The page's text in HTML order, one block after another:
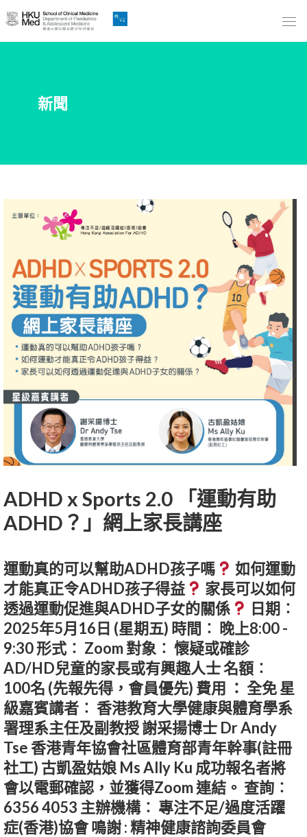
Skip
to
內
新聞
ADHD x Sports 2.0 「運動有助
ADHD？」網上家長講座
運動真的可以幫助ADHD孩子嗎
如何運動
才能真正令ADHD孩子得益
家長可以如何
透過運動促進與ADHD子女的關係
日期︰
2025年5月16日 (星期五) 時間︰ 晚上8:00 -
9:30 形式︰ Zoom 對象︰ 懷疑或確診
AD/HD兒童的家長或有興趣人士 名額︰
100名 (先報先得，會員優先) 費用 ： 全免 星
級嘉賓講者︰ 香港教育大學健康與體育學系
署理系主任及副教授 謝采揚博士 Dr Andy
Tse 香港青年協會社區體育部青年幹事(註冊
社工) 古凱盈姑娘 Ms Ally Ku 成功報名者將
會以電郵確認，並獲得Zoom 連結。 查詢︰
6356 4053 主辦機構︰ 專注不足/過度活躍
症(香港)協會 鳴謝 : 精神健康諮詢委員會